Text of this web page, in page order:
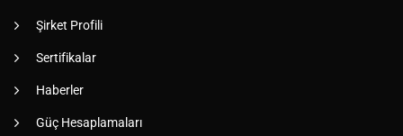
Şirket Profili
Sertifikalar
Haberler
Güç Hesaplamaları